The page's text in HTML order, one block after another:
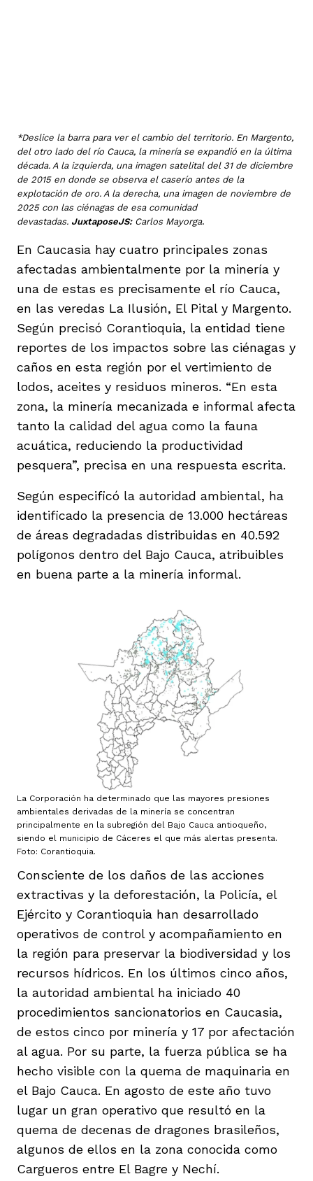
*Deslice la barra para ver el cambio del territorio. En Margento,
del otro lado del río Cauca, la minería se expandió en la última
década. A la izquierda, una imagen satelital del 31 de diciembre
de 2015 en donde se observa el caserío antes de la
explotación de oro. A la derecha, una imagen de noviembre de
2025 con las ciénagas de esa comunidad
devastadas. JuxtaposeJS:Carlos Mayorga.
En Caucasia hay cuatro principales zonas
afectadas ambientalmente por la minería y
una de estas es precisamente el río Cauca,
en las veredas La Ilusión, El Pital y Margento.
Según precisó Corantioquia, la entidad tiene
reportes de los impactos sobre las ciénagas y
caños en esta región por el vertimiento de
lodos, aceites y residuos mineros. “En esta
zona, la minería mecanizada e informal afecta
tanto la calidad del agua como la fauna
acuática, reduciendo la productividad
pesquera”, precisa en una respuesta escrita.
Según especificó la autoridad ambiental, ha
identificado la presencia de 13.000 hectáreas
de áreas degradadas distribuidas en 40.592
polígonos dentro del Bajo Cauca, atribuibles
en buena parte a la minería informal.
La Corporación ha determinado que las mayores presiones
ambientales derivadas de la minería se concentran
principalmente en la subregión del Bajo Cauca antioqueño,
siendo el municipio de Cáceres el que más alertas presenta.
Foto: Corantioquia.
Consciente de los daños de las acciones
extractivas y la deforestación, la Policía, el
Ejército y Corantioquia han desarrollado
operativos de control y acompañamiento en
la región para preservar la biodiversidad y los
recursos hídricos. En los últimos cinco años,
la autoridad ambiental ha iniciado 40
procedimientos sancionatorios en Caucasia,
de estos cinco por minería y 17 por afectación
al agua. Por su parte, la fuerza pública se ha
hecho visible con la quema de maquinaria en
el Bajo Cauca. En agosto de este año tuvo
lugar un gran operativo que resultó en la
quema de decenas de dragones brasileños,
algunos de ellos en la zona conocida como
Cargueros entre El Bagre y Nechí.